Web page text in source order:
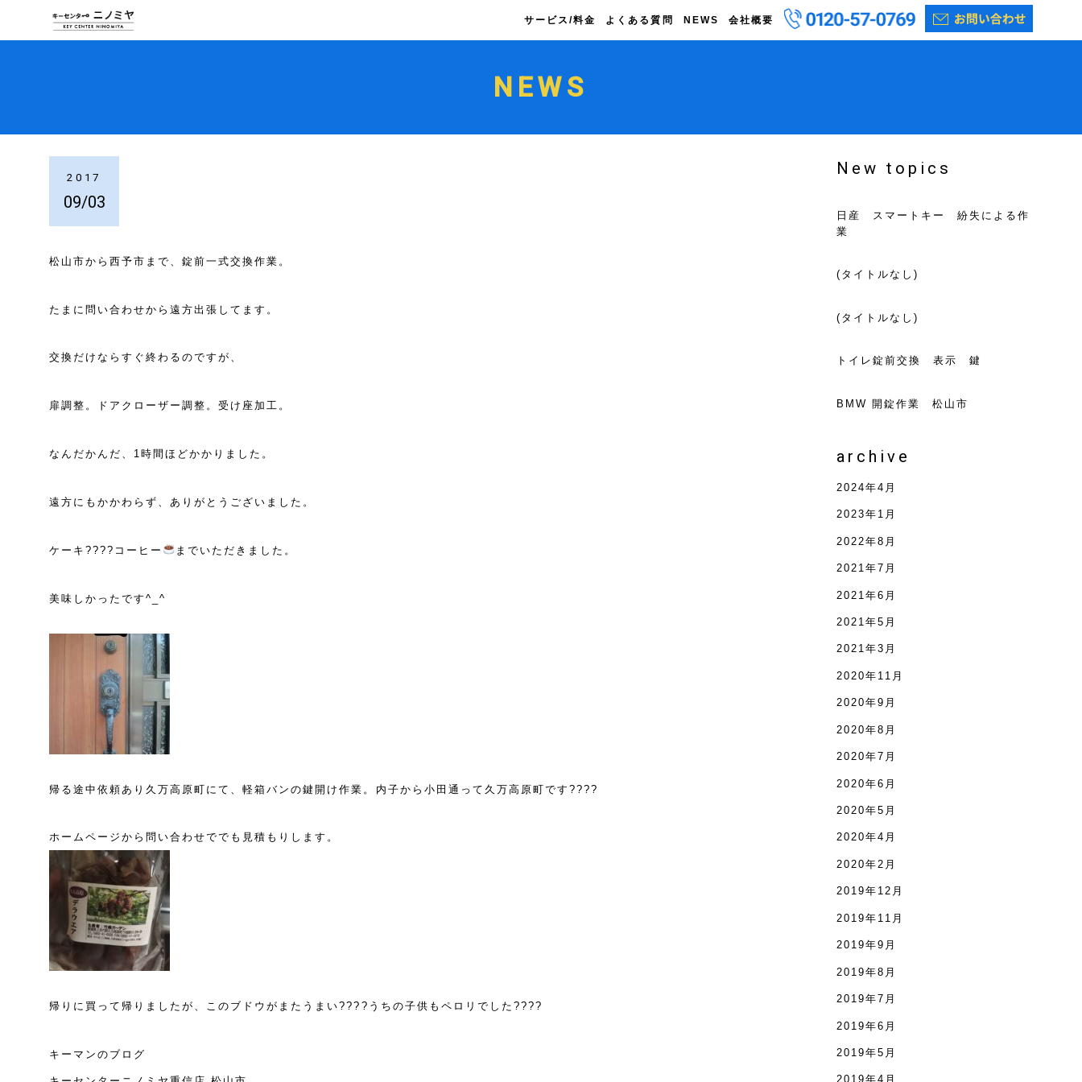
サービス/料金 よくある質問 NEWS 会社概要
NEWS
2017
09/03
松山市から西予市まで、錠前一式交換作業。
たまに問い合わせから遠方出張してます。
交換だけならすぐ終わるのですが、
扉調整。ドアクローザー調整。受け座加工。
なんだかんだ、1時間ほどかかりました。
遠方にもかかわらず、ありがとうございました。
ケーキ????コーヒー までいただきました。
美味しかったです^_^
帰る途中依頼あり久万高原町にて、軽箱バンの鍵開け作業。内子から小田通って久万高原町です????
ホームページから問い合わせででも見積もりします。
帰りに買って帰りましたが、このブドウがまたうまい????うちの子供もペロリでした????
キーマンのブログ
New topics
日産 スマートキー 紛失による作
業
(タイトルなし)
(タイトルなし)
トイレ錠前交換 表示 鍵
BMW 開錠作業 松山市
archive
2024年4月
2023年1月
2022年8月
2021年7月
2021年6月
2021年5月
2021年3月
2020年11月
2020年9月
2020年8月
2020年7月
2020年6月
2020年5月
2020年4月
2020年2月
2019年12月
2019年11月
2019年9月
2019年8月
2019年7月
2019年6月
2019年5月
2019年4月